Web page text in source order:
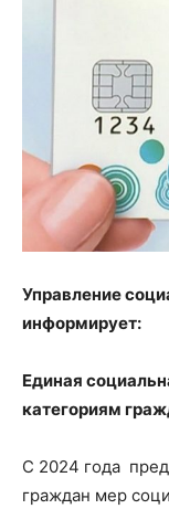
Управление
информирует:
Единая
категориям
С 2024 года
граждан мер